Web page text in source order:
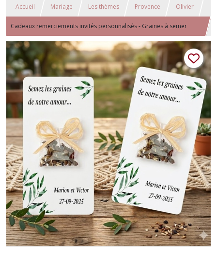
Accueil Mariage Les thèmes Provence Olivier
Cadeaux remerciements invités personnalisés - Graines à semer
Mariage provençal, Thème Olivier